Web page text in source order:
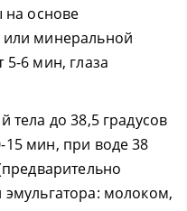
на основе
или минеральной
6 мин, глаза
тела до 38,5 градусов
мин, при воде 38
молоком,